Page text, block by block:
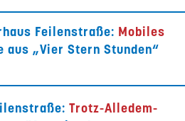
Feilenstraße: Mobiles
aus „Vier Stern Stunden“
Trotz-Alledem-